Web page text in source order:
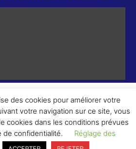
Round – Tous droits réservés.
des cookies pour améliorer votre
votre navigation sur ce site, vous
cookies dans les conditions prévues
de confidentialité.
Réglage des